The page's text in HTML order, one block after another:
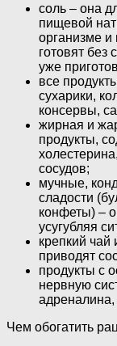
соль – она
пищевой
организме
готовят без
уже
все
сухарики,
консервы,
жирная и
продукты,
сосудов;
мучные,
сладости
конфеты) –
усугубляя
крепкий чай
приводят
продукты с
нервную
адреналина,
Чем обогатить